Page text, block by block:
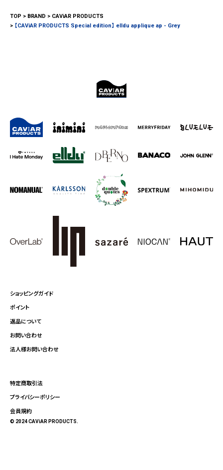
TOP BRAND
CAViAR PRODUCTS
【CAViAR PRODUCTS Special edition】 elldu applique ap - Grey
ショッピングガイド
ポイント
返品について
お問い合わせ
法人様お問い合わせ
特定商取引法
プライバシーポリシー
会員規約
© 2024 CAViAR PRODUCTS.